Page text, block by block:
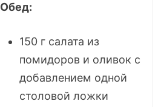
Обед:
150 г салата из
помидоров и оливок с
добавлением одной
столовой ложки